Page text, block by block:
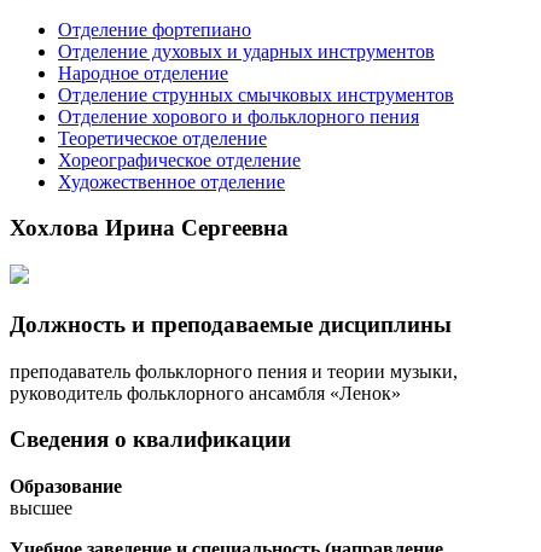
Отделение фортепиано
Отделение духовых и ударных инструментов
Народное отделение
Отделение струнных смычковых инструментов
Отделение хорового и фольклорного пения
Теоретическое отделение
Хореографическое отделение
Художественное отделение
Хохлова Ирина Сергеевна
Должность и преподаваемые дисциплины
преподаватель фольклорного пения и теории музыки,
руководитель фольклорного ансамбля «Ленок»
Сведения о квалификации
Образование
высшее